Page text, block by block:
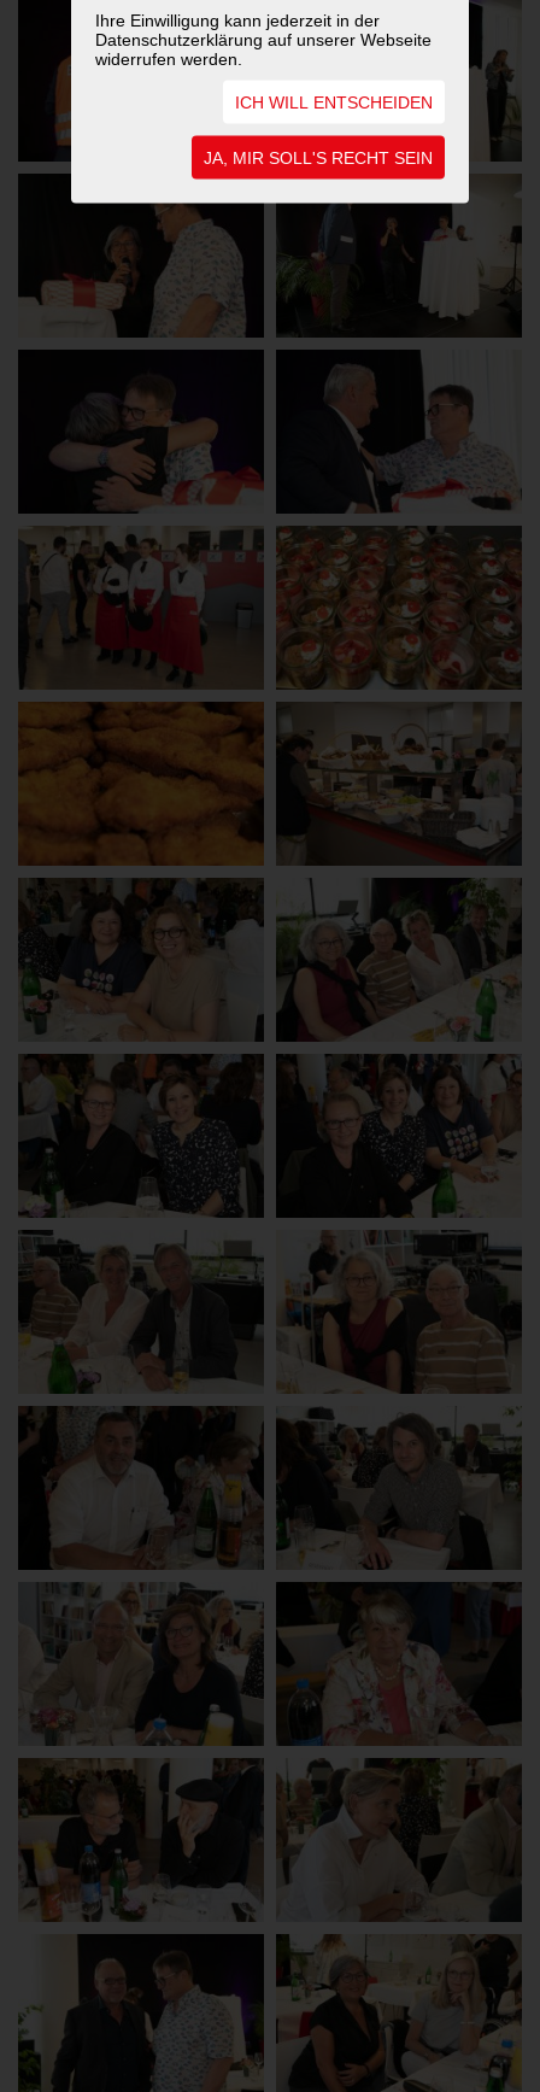
Ihre Einwilligung kann jederzeit in der
Datenschutzerklärung auf unserer Webseite
widerrufen werden.
ICH WILL ENTSCHEIDEN
JA, MIR SOLL'S RECHT SEIN